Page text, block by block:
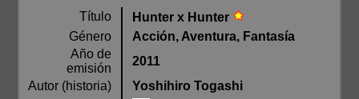
Título
Hunter x Hunter
Género
Acción, Aventura, Fantasía
Año de
emisión
2011
Autor (historia)
Yoshihiro Togashi